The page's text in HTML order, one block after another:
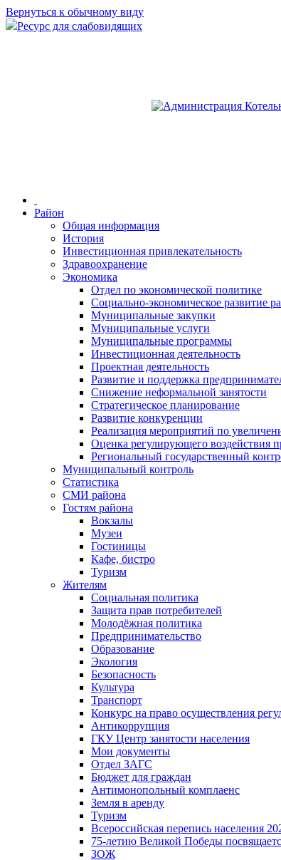
Вернуться к обычному виду
Ресурс для слабовидящих
Район
Общая информация
История
Инвестиционная привлекательность
Здравоохранение
Экономика
Отдел по экономической политике
Социально-экономическое развитие
Муниципальные закупки
Муниципальные услуги
Муниципальные программы
Инвестиционная деятельность
Проектная деятельность
Развитие и поддержка
Снижение неформальной занятости
Стратегическое планирование
Развитие конкуренции
Реализация мероприятий по
Оценка регулирующего воздействия
Региональный государственный
Муниципальный контроль
Статистика
СМИ района
Гостям района
Вокзалы
Музеи
Гостиницы
Кафе, бистро
Туризм
Жителям
Социальная политика
Защита прав потребителей
Молодёжная политика
Предпринимательство
Образование
Экология
Безопасность
Культура
Транспорт
Конкурс на право осуществления
Антикоррупция
ГКУ Центр занятости населения
Мои документы
Отдел ЗАГС
Бюджет для граждан
Антимонопольный комплаенс
Земля в аренду
Туризм
Всероссийская перепись населения
75-летию Великой Победы
ЗОЖ